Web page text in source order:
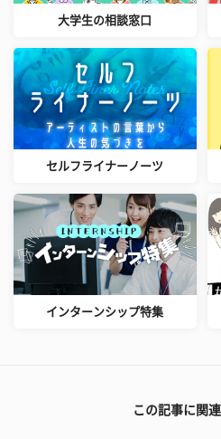
大学生の相談窓口
セルフライナーノーツ
インターンシップ特集
この記事に関